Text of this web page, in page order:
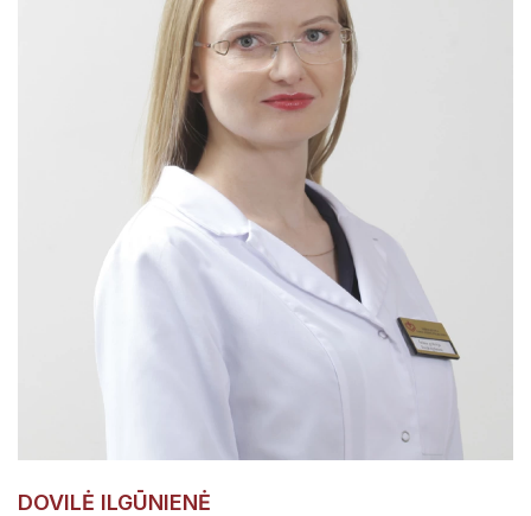
DOVILĖ ILGŪNIENĖ